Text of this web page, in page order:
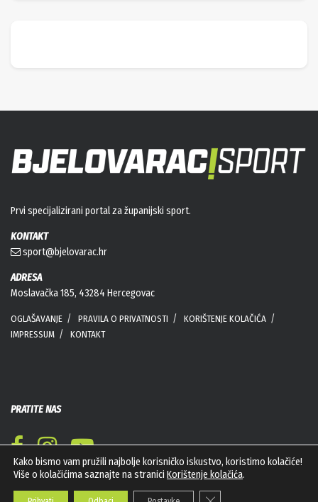
Prvi specijalizirani portal za županijski sport.
KONTAKT
sport@bjelovarac.hr
ADRESA
Moslavačka 185, 43284 Hercegovac
OGLAŠAVANJE PRAVILA O PRIVATNOSTI
KORIŠTENJE KOLAČIĆA
IMPRESSUM
KONTAKT
PRATITE NAS
Kako bismo vam pružili najbolje korisničko iskustvo, koristimo kolačiće!
Više o kolačićima saznajte na stranici Korištenje kolačića.
Close GDPR Cookie Banner